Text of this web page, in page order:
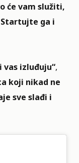
će vam služiti,
ga i
vas izluđuju“,
koji nikad ne
sve slađi i